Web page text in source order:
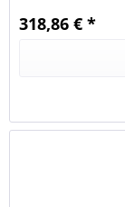
318,86 € *